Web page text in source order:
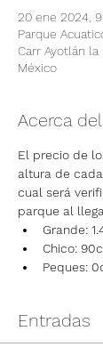
20 ene 2024,
Parque
Carr Ayotlán la
México
Acerca
El precio de
altura de
cual será
parque al
Grande:
Chico:
Peques:
Entradas